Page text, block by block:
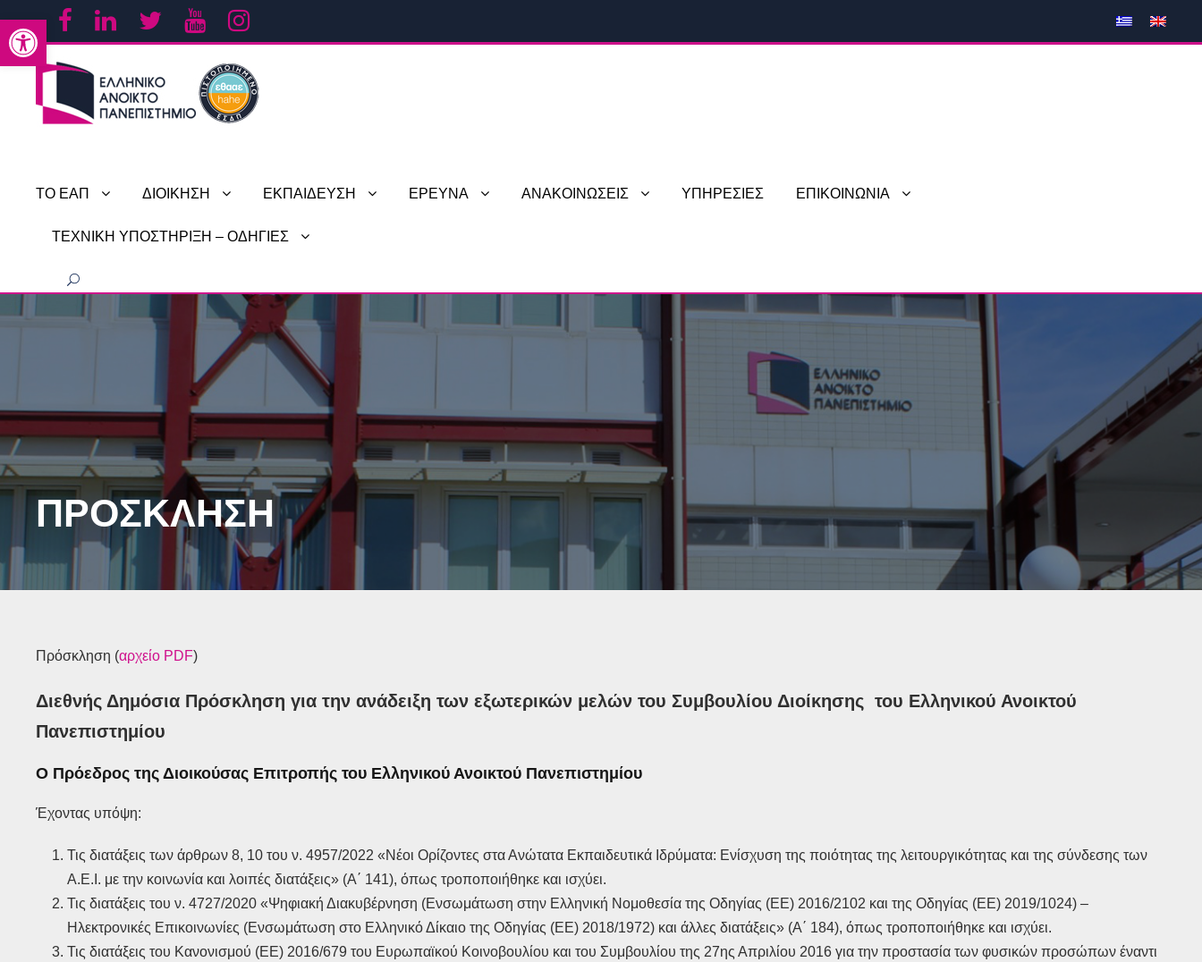
Ανοίξτε τη γραμμή εργαλείων
ΤΟ ΕΑΠ ΔΙΟΙΚΗΣΗ ΕΚΠΑΙΔΕΥΣΗ ΕΡΕΥΝΑ ΑΝΑΚΟΙΝΩΣΕΙΣ ΥΠΗΡΕΣΙΕΣ ΕΠΙΚΟΙΝΩΝΙΑ
ΤΕΧΝΙΚΗ ΥΠΟΣΤΗΡΙΞΗ – ΟΔΗΓΙΕΣ
ΠΡΟΣΚΛΗΣΗ
Πρόσκληση (αρχείο PDF)
Διεθνής Δημόσια Πρόσκληση για την ανάδειξη των εξωτερικών μελών του Συμβουλίου Διοίκησης του Ελληνικού Ανοικτού
Πανεπιστημίου
Ο Πρόεδρος της Διοικούσας Επιτροπής του Ελληνικού Ανοικτού Πανεπιστημίου
Έχοντας υπόψη:
Τις διατάξεις των άρθρων 8, 10 του ν. 4957/2022 «Νέοι Ορίζοντες στα Ανώτατα Εκπαιδευτικά Ιδρύματα: Ενίσχυση της ποιότητας της λειτουργικότητας και της σύνδεσης των
Α.Ε.Ι. με την κοινωνία και λοιπές διατάξεις» (Α΄ 141), όπως τροποποιήθηκε και ισχύει.
Τις διατάξεις του ν. 4727/2020 «Ψηφιακή Διακυβέρνηση (Ενσωμάτωση στην Ελληνική Νομοθεσία της Οδηγίας (ΕΕ) 2016/2102 και της Οδηγίας (ΕΕ) 2019/1024) –
Ηλεκτρονικές Επικοινωνίες (Ενσωμάτωση στο Ελληνικό Δίκαιο της Οδηγίας (ΕΕ) 2018/1972) και άλλες διατάξεις» (Α΄ 184), όπως τροποποιήθηκε και ισχύει.
Τις διατάξεις του Κανονισμού (ΕΕ) 2016/679 του Ευρωπαϊκού Κοινοβουλίου και του Συμβουλίου της 27ης Απριλίου 2016 για την προστασία των φυσικών προσώπων έναντι